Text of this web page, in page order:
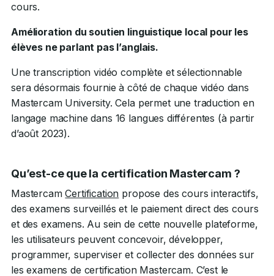
cours.
Amélioration du soutien linguistique local pour les
élèves ne parlant pas l’anglais.
Une transcription vidéo complète et sélectionnable
sera désormais fournie à côté de chaque vidéo dans
Mastercam University. Cela permet une traduction en
langage machine dans 16 langues différentes (à partir
d’août 2023).
Qu’est-ce que la certification Mastercam ?
MastercamCertification propose des cours interactifs,
des examens surveillés et le paiement direct des cours
et des examens. Au sein de cette nouvelle plateforme,
les utilisateurs peuvent concevoir, développer,
programmer, superviser et collecter des données sur
les examens de certification Mastercam. C’est le